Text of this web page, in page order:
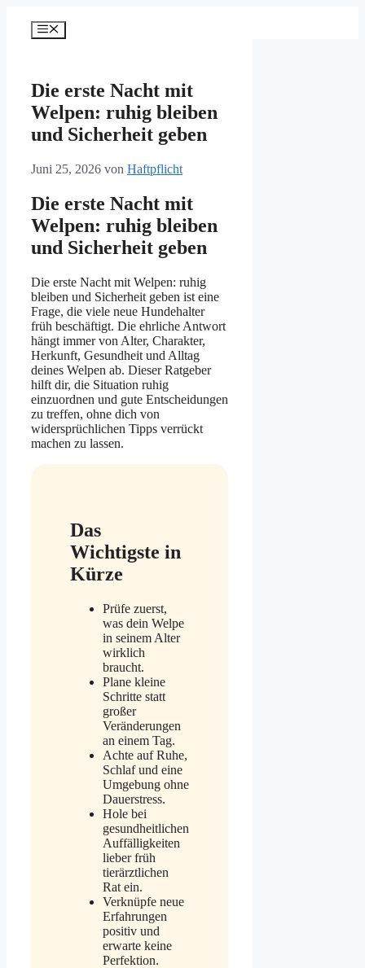
Inhalt
springen
Menü
Die erste Nacht mit
Welpen: ruhig bleiben
und Sicherheit geben
Juni 25, 2026 von Haftpflicht
Die erste Nacht mit
Welpen: ruhig bleiben
und Sicherheit geben
Die erste Nacht mit Welpen: ruhig
bleiben und Sicherheit geben ist eine
Frage, die viele neue Hundehalter
früh beschäftigt. Die ehrliche Antwort
hängt immer von Alter, Charakter,
Herkunft, Gesundheit und Alltag
deines Welpen ab. Dieser Ratgeber
hilft dir, die Situation ruhig
einzuordnen und gute Entscheidungen
zu treffen, ohne dich von
widersprüchlichen Tipps verrückt
machen zu lassen.
Das
Wichtigste in
Kürze
Prüfe zuerst,
was dein Welpe
in seinem Alter
wirklich
braucht.
Plane kleine
Schritte statt
großer
Veränderungen
an einem Tag.
Achte auf Ruhe,
Schlaf und eine
Umgebung ohne
Dauerstress.
Hole bei
gesundheitlichen
Auffälligkeiten
lieber früh
tierärztlichen
Rat ein.
Verknüpfe neue
Erfahrungen
positiv und
erwarte keine
Perfektion.